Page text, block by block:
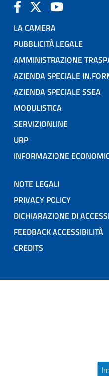
LA CAMERA
PUBBLICITÀ LEGALE
AMMINISTRAZIONE
AZIENDA SPECIALE
AZIENDA SPECIALE SSEA
MODULISTICA
SERVIZIONLINE
URP
INFORMAZIONE
NOTE LEGALI
PRIVACY POLICY
DICHIARAZIONE DI
FEEDBACK ACCESSIBILITÀ
CREDITS